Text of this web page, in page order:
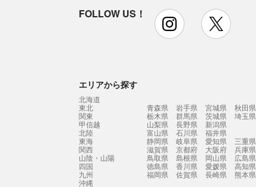
FOLLOW US！ instagram
エリアから探す
北海道
東北
青森県 岩手県 宮城県 秋田県
関東
栃木県 群馬県 茨城県 埼玉県
甲信越
山梨県 長野県
新潟県
北陸
富山県 石川県
福井県
東海
静岡県 岐阜県 愛知県
三重県
関西
滋賀県 京都府 大阪府 兵庫県
山陰・山陽
鳥取県 島根県 岡山県 広島県
四国
徳島県 香川県 愛媛県
高知県
九州
福岡県 佐賀県 長崎県 熊本県
沖縄